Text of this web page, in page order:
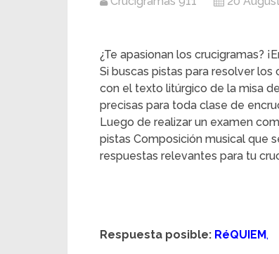
¿Te apasionan los crucigramas?
Si buscas pistas para resolver
con el texto litúrgico de la misa
precisas para toda clase de
Luego de realizar un examen
pistas Composición musical que
respuestas relevantes para tu
Respuesta posible: RéQUIEM,